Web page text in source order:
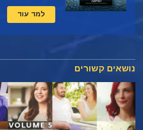
למד עוד
נושאים קשורים